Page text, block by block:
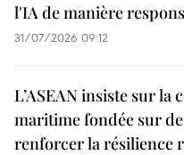
l'IA de manière
31/07/2026 09:12
L’ASEAN insiste sur la
maritime fondée sur
renforcer la résilience